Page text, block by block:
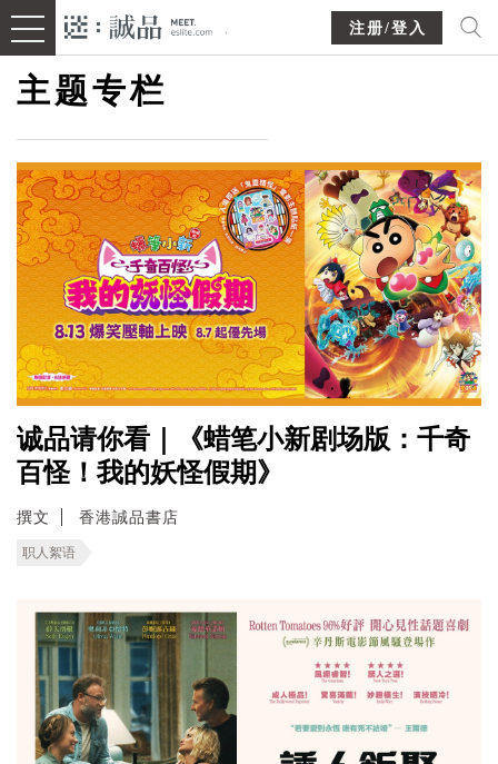
注册/登入
主题专栏
诚品请你看｜《蜡笔小新剧场版：千奇
百怪！我的妖怪假期》
撰文 香港誠品書店
职人絮语